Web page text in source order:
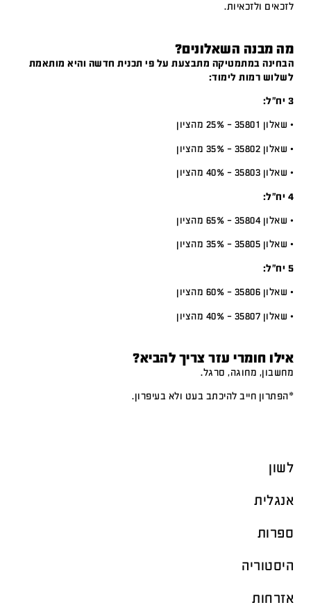
לזכאים ולזכאיות.
מה מבנה השאלונים?
הבחינה במתמטיקה מתבצעת על פי תכנית חדשה והיא מותאמת
לשלוש רמות לימוד:
3 יח”ל:
• שאלון 35801 – 25% מהציון
• שאלון 35802 – 35% מהציון
• שאלון 35803 – 40% מהציון
4 יח”ל:
• שאלון 35804 – 65% מהציון
• שאלון 35805 – 35% מהציון
5 יח”ל:
• שאלון 35806 – 60% מהציון
• שאלון 35807 – 40% מהציון
אילו חומרי עזר צריך להביא?
מחשבון, מחוגה, סרגל.
*הפתרון חייב להיכתב בעט ולא בעיפרון.
לשון
אנגלית
ספרות
היסטוריה
אזרחות